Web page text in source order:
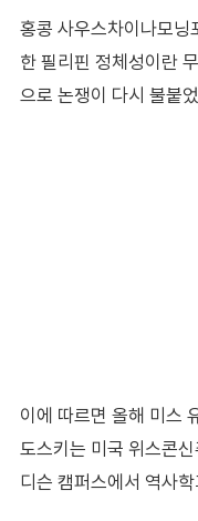
홍콩 사우스차이나모
한 필리핀 정체성이란
으로 논쟁이 다시 불붙
이에 따르면 올해 미스
도스키는 미국 위스콘
디슨 캠퍼스에서 역사